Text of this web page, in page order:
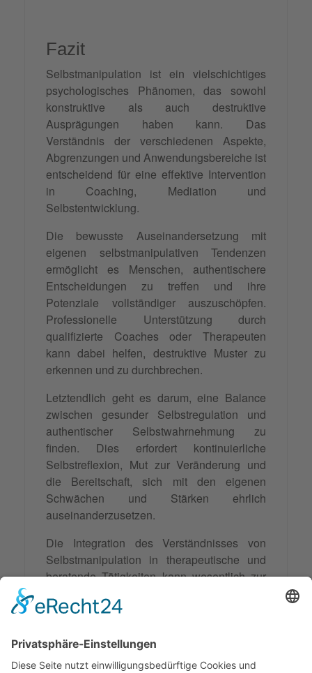
Fazit
Selbstmanipulation ist ein vielschichtiges
psychologisches Phänomen, das sowohl
konstruktive als auch destruktive
Ausprägungen haben kann. Das
Verständnis der verschiedenen Aspekte,
Abgrenzungen und Anwendungsbereiche ist
entscheidend für eine effektive Intervention
in Coaching, Mediation und
Selbstentwicklung.
Die bewusste Auseinandersetzung mit
eigenen selbstmanipulativen Tendenzen
ermöglicht es Menschen, authentischere
Entscheidungen zu treffen und ihre
Potenziale vollständiger auszuschöpfen.
Professionelle Unterstützung durch
qualifizierte Coaches oder Therapeuten
kann dabei helfen, destruktive Muster zu
erkennen und zu durchbrechen.
Letztendlich geht es darum, eine Balance
zwischen gesunder Selbstregulation und
authentischer Selbstwahrnehmung zu
finden. Dies erfordert kontinuierliche
Selbstreflexion, Mut zur Veränderung und
die Bereitschaft, sich mit den eigenen
Schwächen und Stärken ehrlich
auseinanderzusetzen.
Die Integration des Verständnisses von
Selbstmanipulation in therapeutische und
beratende Tätigkeiten kann wesentlich zur
persönlichen Wachstums beitragen. Es ist
Betrachtung menschlichen Verhaltens und
Erlebens.